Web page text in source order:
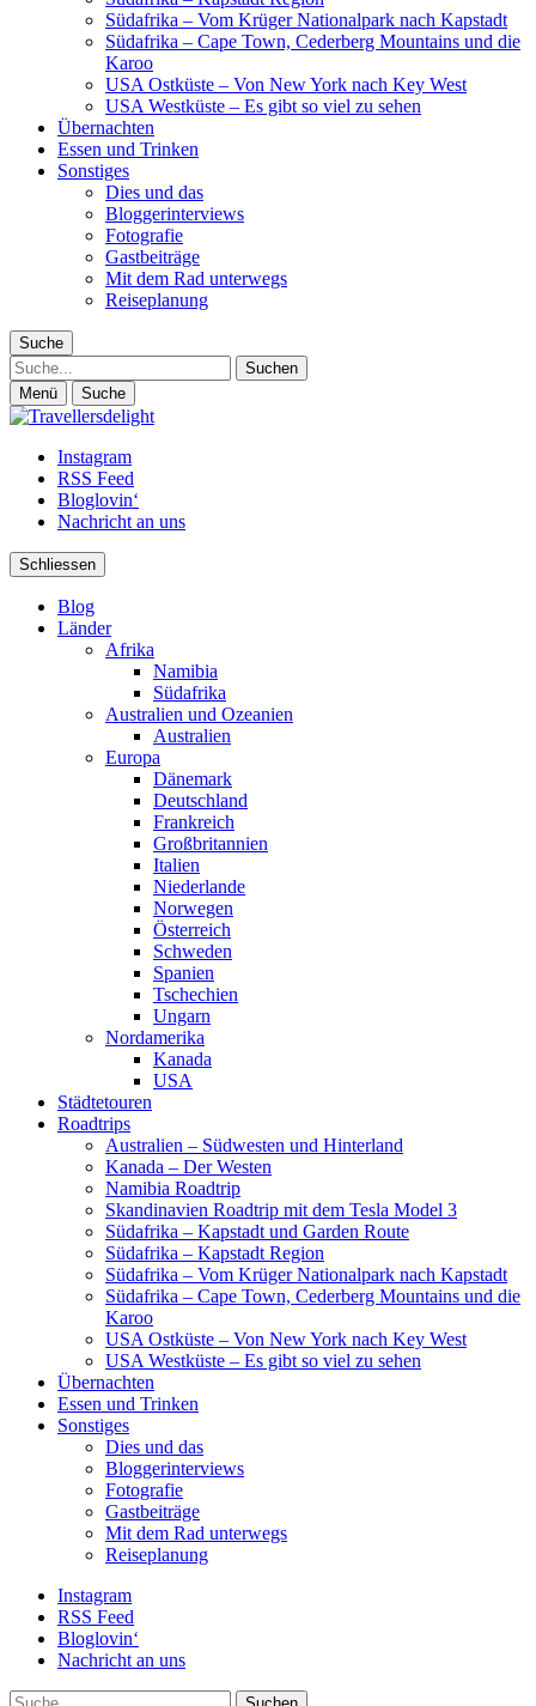
Südafrika – Vom Krüger Nationalpark nach Kapstadt
Südafrika – Cape Town, Cederberg Mountains und die
Karoo
USA Ostküste – Von New York nach Key West
USA Westküste – Es gibt so viel zu sehen
Übernachten
Essen und Trinken
Sonstiges
Dies und das
Bloggerinterviews
Fotografie
Gastbeiträge
Mit dem Rad unterwegs
Reiseplanung
Suche
Suche
Menü Suche
Instagram
RSS Feed
Bloglovin‘
Nachricht an uns
Schliessen
Blog
Länder
Afrika
Namibia
Südafrika
Australien und Ozeanien
Australien
Europa
Dänemark
Deutschland
Frankreich
Großbritannien
Italien
Niederlande
Norwegen
Österreich
Schweden
Spanien
Tschechien
Ungarn
Nordamerika
Kanada
USA
Städtetouren
Roadtrips
Australien – Südwesten und Hinterland
Kanada – Der Westen
Namibia Roadtrip
Skandinavien Roadtrip mit dem Tesla Model 3
Südafrika – Kapstadt und Garden Route
Südafrika – Kapstadt Region
Südafrika – Vom Krüger Nationalpark nach Kapstadt
Südafrika – Cape Town, Cederberg Mountains und die
Karoo
USA Ostküste – Von New York nach Key West
USA Westküste – Es gibt so viel zu sehen
Übernachten
Essen und Trinken
Sonstiges
Dies und das
Bloggerinterviews
Fotografie
Gastbeiträge
Mit dem Rad unterwegs
Reiseplanung
Instagram
RSS Feed
Bloglovin‘
Nachricht an uns
Suche